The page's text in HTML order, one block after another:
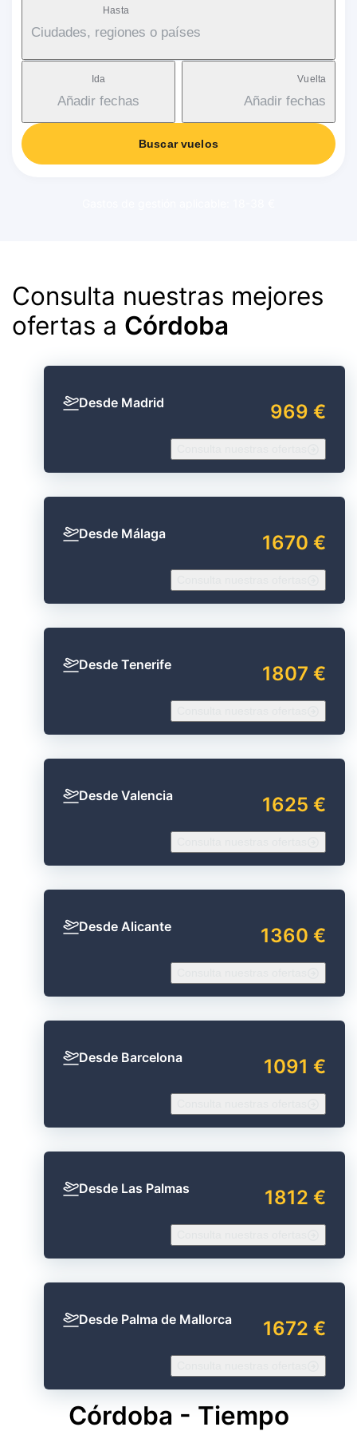
Hasta
Ciudades, regiones o países
Ida
Añadir fechas
Vuelta
Añadir fechas
Buscar vuelos
Consulta nuestras mejores
ofertas a Córdoba
Desde Madrid 969 €
Desde Málaga 1670 €
Desde Tenerife 1807 €
Desde Valencia 1625 €
Desde Alicante 1360 €
Desde Barcelona 1091 €
Desde Las Palmas 1812 €
Desde Palma de Mallorca 1672 €
Córdoba - Tiempo